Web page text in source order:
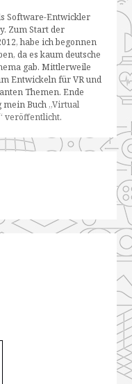
Software-Entwickler
Zum Start der
habe ich begonnen
da es kaum deutsche
gab. Mittlerweile
Entwickeln für VR und
Themen. Ende
mein Buch „Virtual
veröffentlicht.